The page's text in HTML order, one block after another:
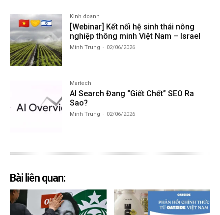
Kinh doanh
[Webinar] Kết nối hệ sinh thái nông
nghiệp thông minh Việt Nam – Israel
Minh Trung - 02/06/2026
Martech
AI Search Đang “Giết Chết” SEO Ra
Sao?
Minh Trung - 02/06/2026
Bài liên quan: